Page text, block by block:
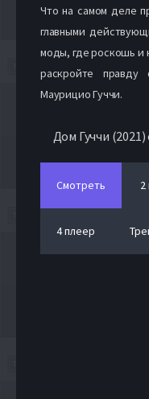
Что на самом деле
главными
моды, где роскошь и
раскройте
Маурицио Гуччи.
Дом Гуччи
Смотреть 2
4 плеер